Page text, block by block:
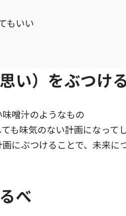
もいい
い）をぶつけ
噌汁のようなもの
も味気のない計画になってし
にぶつけることで、未来に
べ